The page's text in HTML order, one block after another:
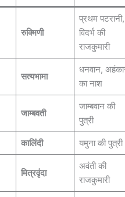
रुक्मिणी
प्रथम पटरानी,
विदर्भ की
राजकुमारी
सत्यभामा
धनवान,
का नाश
जाम्बवती
जाम्बवान की
पुत्री
कालिंदी यमुना की पुत्री
मित्रवृंदा
अवंती की
राजकुमारी